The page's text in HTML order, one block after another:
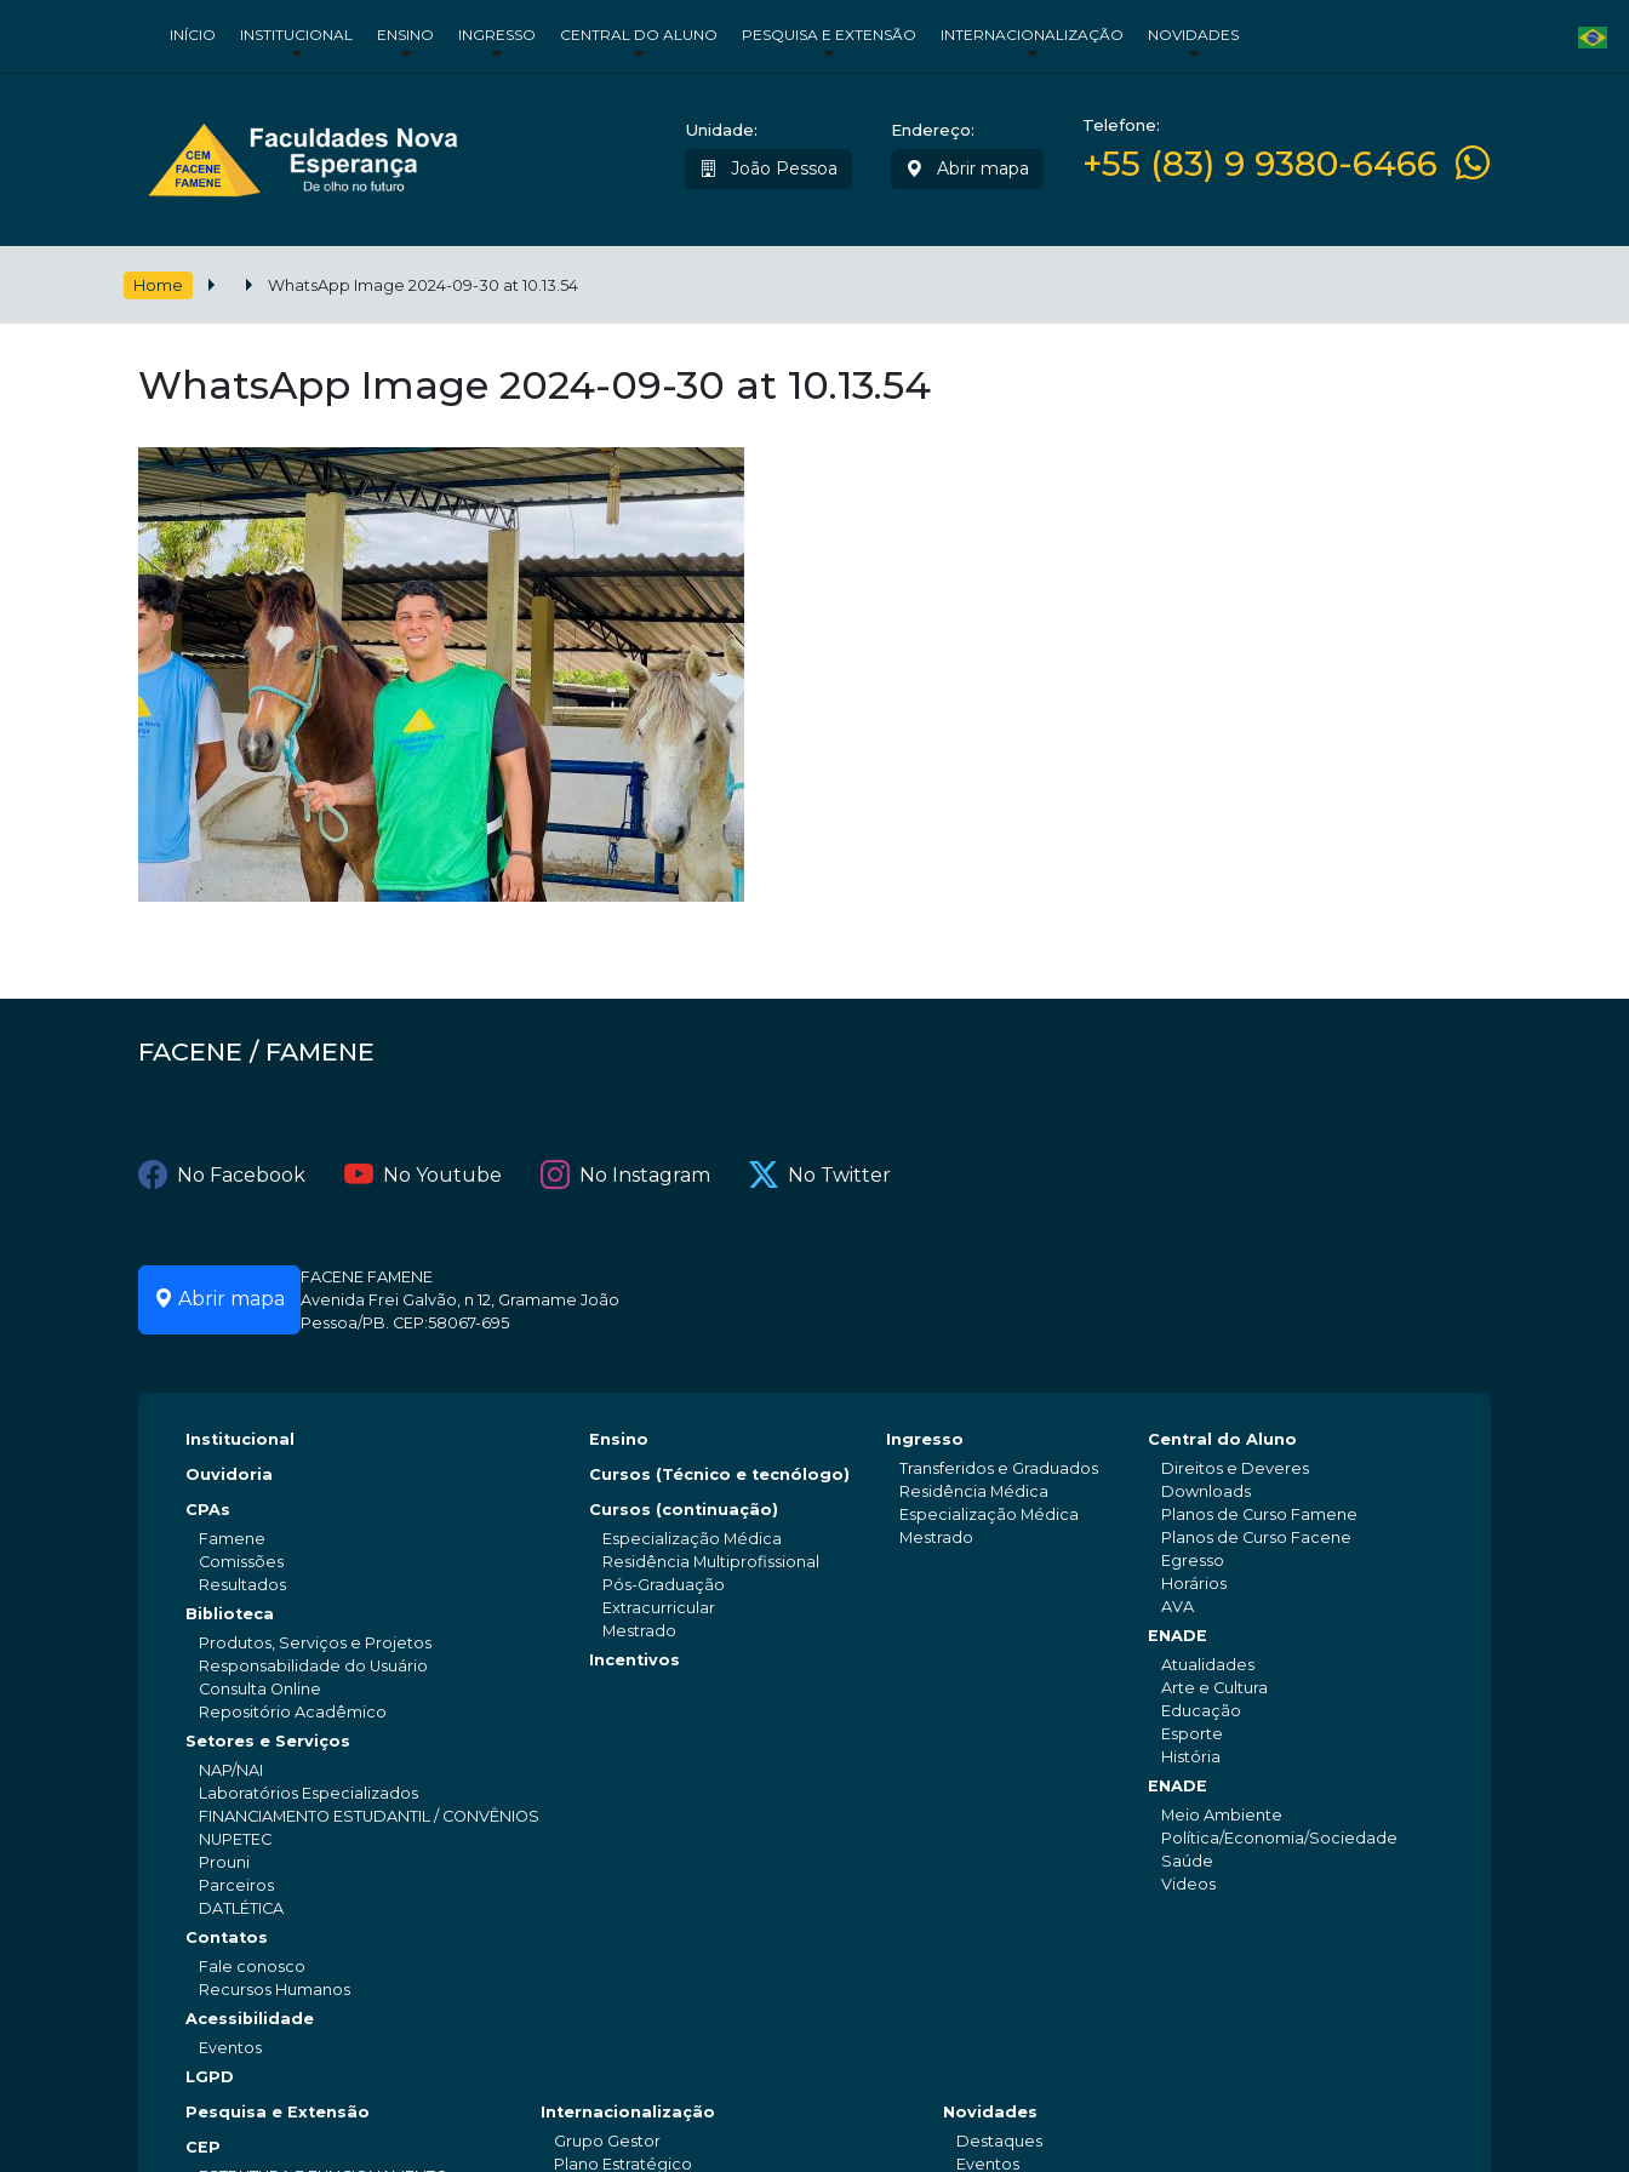
INÍCIO INSTITUCIONAL ENSINO INGRESSO CENTRAL DO ALUNO PESQUISA E EXTENSÃO INTERNACIONALIZAÇÃO NOVIDADES
Unidade:
João Pessoa
Endereço:
Abrir mapa
Telefone:
+55 (83) 9 9380-6466
Home WhatsApp Image 2024-09-30 at 10.13.54
WhatsApp Image 2024-09-30 at 10.13.54
FACENE / FAMENE
No Facebook No Youtube No Instagram No Twitter
Abrir mapa
FACENE FAMENE
Avenida Frei Galvão, n 12, Gramame João
Pessoa/PB. CEP:58067-695
Institucional
Ouvidoria
CPAs
Famene
Comissões
Resultados
Biblioteca
Produtos, Serviços e Projetos
Responsabilidade do Usuário
Consulta Online
Repositório Acadêmico
Setores e Serviços
NAP/NAI
Laboratórios Especializados
FINANCIAMENTO ESTUDANTIL / CONVÊNIOS
NUPETEC
Prouni
Parceiros
DATLÉTICA
Contatos
Fale conosco
Recursos Humanos
Acessibilidade
Eventos
LGPD
Ensino
Cursos (Técnico e tecnólogo)
Cursos (continuação)
Especialização Médica
Residência Multiprofissional
Pós-Graduação
Extracurricular
Mestrado
Incentivos
Ingresso
Transferidos e Graduados
Residência Médica
Especialização Médica
Mestrado
Central do Aluno
Direitos e Deveres
Downloads
Planos de Curso Famene
Planos de Curso Facene
Egresso
Horários
AVA
ENADE
Atualidades
Arte e Cultura
Educação
Esporte
História
ENADE
Meio Ambiente
Política/Economia/Sociedade
Saúde
Videos
Pesquisa e Extensão
CEP
Internacionalização
Grupo Gestor
Plano Estratégico
Novidades
Destaques
Eventos